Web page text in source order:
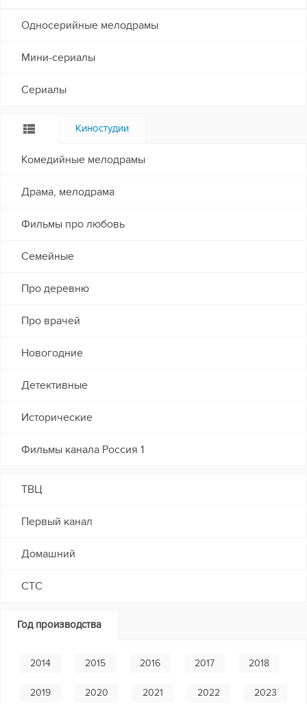
Односерийные мелодрамы
Мини-сериалы
Сериалы
Киностудии
Комедийные мелодрамы
Драма, мелодрама
Фильмы про любовь
Семейные
Про деревню
Про врачей
Новогодние
Детективные
Исторические
Фильмы канала Россия 1
ТВЦ
Первый канал
Домашний
СТС
Год производства
2014 2015 2016 2017 2018
2019 2020 2021 2022 2023